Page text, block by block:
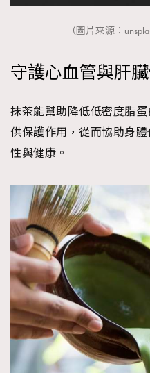
（圖片來源：
守護心血管與肝
抹茶能幫助降低低密度脂
供保護作用，從而協助身
性與健康。